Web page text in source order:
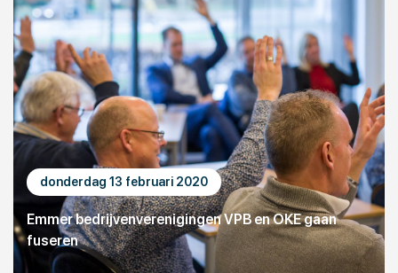
donderdag 13 februari 2020
Emmer bedrijvenverenigingen VPB en OKE gaan
fuseren